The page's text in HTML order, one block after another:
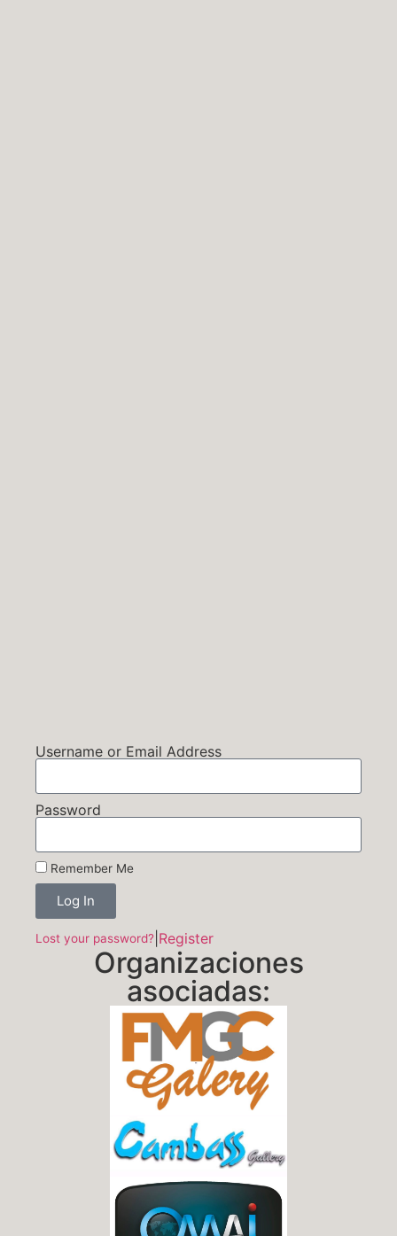
Username or Email Address
Password
Remember Me
Log In
Lost your password? Register
Organizaciones
asociadas: